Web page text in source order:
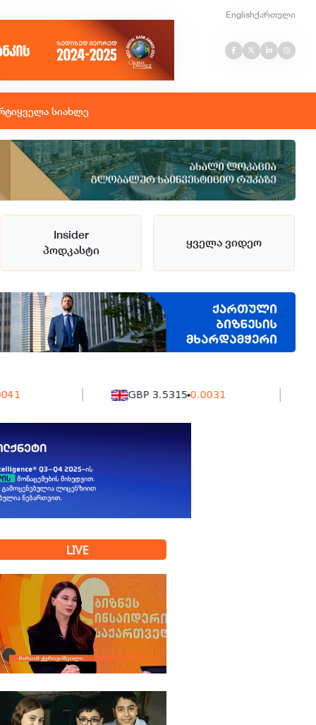
Englishქართული
ყველა სიახლე
Insider
პოდკასტი
ყველა ვიდეო
GBP 3.5315 0.0031
LIVE